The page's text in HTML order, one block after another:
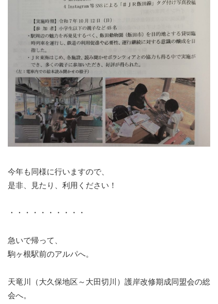
今年も同様に行いますので、
是非、見たり、利用ください！
・・・・・・・・・・
急いで帰って、
駒ヶ根駅前のアルパへ。
天竜川（大久保地区～大田切川）護岸改修期成同盟会の総
会へ。